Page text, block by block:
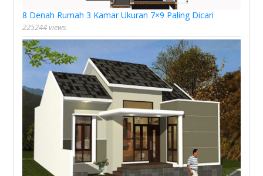
8 Denah Rumah 3 Kamar Ukuran 7×9 Paling Dicari
225244 views